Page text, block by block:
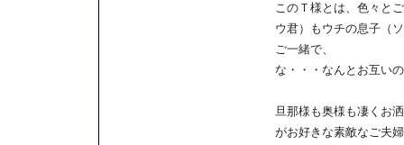
このＴ様とは、色々と
ウ君）もウチの息子（
ご一緒で、
な・・・なんとお互い
旦那様も奥様も凄くお
がお好きな素敵なご夫